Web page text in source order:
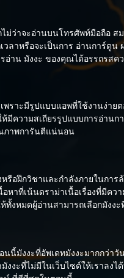
ไม่ว่าจะอ่านบนโทรศัพท์มือถื
ลาหรือจะเป็นการ อ่านการ์ตู
อ่าน มังงะ ของคุณได้อรรถรส
พราะมีรูปแบบแอพที่ใช้งานง่
มีความสเถียรรูปแบบการอ่า
ภาพการันตีแน่นอน
รือฝึกวิชาและกำลังภายในก
อหาที่เน้นดราม่าเนื้อเรื่องที่
งหมดผู้อ่านสามารถเลือกมังง
นนี้มังงะที่อัพเดทมังงะมากกว่
งงะที่ไม่มีในเว็บไซต์ให้เรา